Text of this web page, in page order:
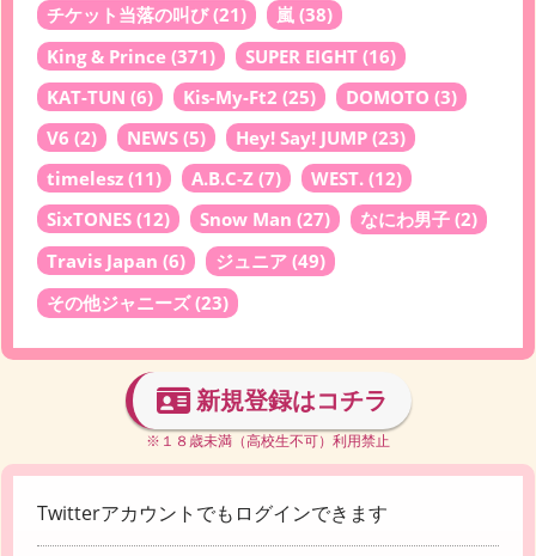
チケット当落の叫び(21) 嵐 (38)
King & Prince (371) SUPER EIGHT (16)
KAT-TUN (6) Kis-My-Ft2 (25) DOMOTO (3)
V6 (2) NEWS (5) Hey! Say! JUMP (23)
timelesz (11) A.B.C-Z (7) WEST. (12)
SixTONES (12) Snow Man (27) なにわ男子 (2)
Travis Japan (6) ジュニア (49)
その他ジャニーズ(23)
新規登録はコチラ
※１８歳未満（高校生不可）利用禁止
Twitterアカウントでもログインできます